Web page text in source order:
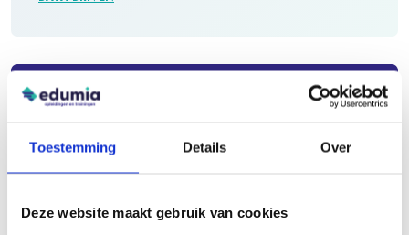
Toestemming Details Over
Deze website maakt gebruik van cookies
Eerstvolgende opleiding
Startgarantie
Maandag 24 augustus 2026